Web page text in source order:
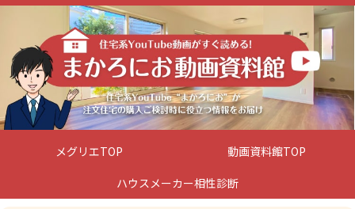
メグリエTOP
動画資料館TOP
ハウスメーカー相性診断